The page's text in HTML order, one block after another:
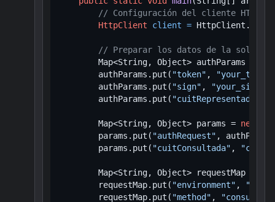
// Configuración del cliente HTTP
HttpClient
client =
// Preparar los datos de la
        Map<String, Object> authParams =
        authParams.put(
"token" ,
        authParams.put(
"sign" ,
        authParams.put(
"cuitRepresentada"
        Map<String, Object> params =
new
        params.put(
"authRequest" ,
        params.put(
"cuitConsultada" ,
        Map<String, Object> requestMap =
        requestMap.put(
"environment" , "dev"
        requestMap.put(
"method" ,